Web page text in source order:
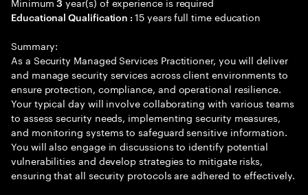
Educational Qualification :15 years full time education
Summary:
As a Security Managed Services Practitioner, you will deliver
and manage security services across client environments to
ensure protection, compliance, and operational resilience.
Your typical day will involve collaborating with various teams
to assess security needs, implementing security measures,
and monitoring systems to safeguard sensitive information.
You will also engage in discussions to identify potential
vulnerabilities and develop strategies to mitigate risks,
ensuring that all security protocols are adhered to effectively.